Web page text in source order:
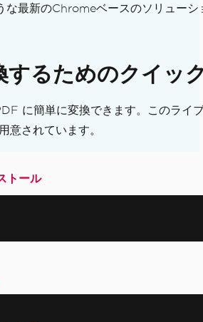
最新のChromeベースのソリュー
るためのクイッ
に簡単に変換できます。このラ
意されています。
トール